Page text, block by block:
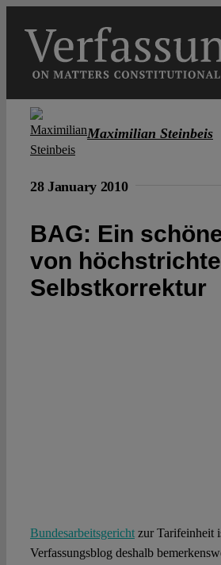
content
Main
Open
Maximilian Steinbeis
28 January 2010
BAG: Ein
von
Selbstkorrektur
Bundesarbeitsgerichtzur Tarifeinheit
Verfassungsblog deshalb